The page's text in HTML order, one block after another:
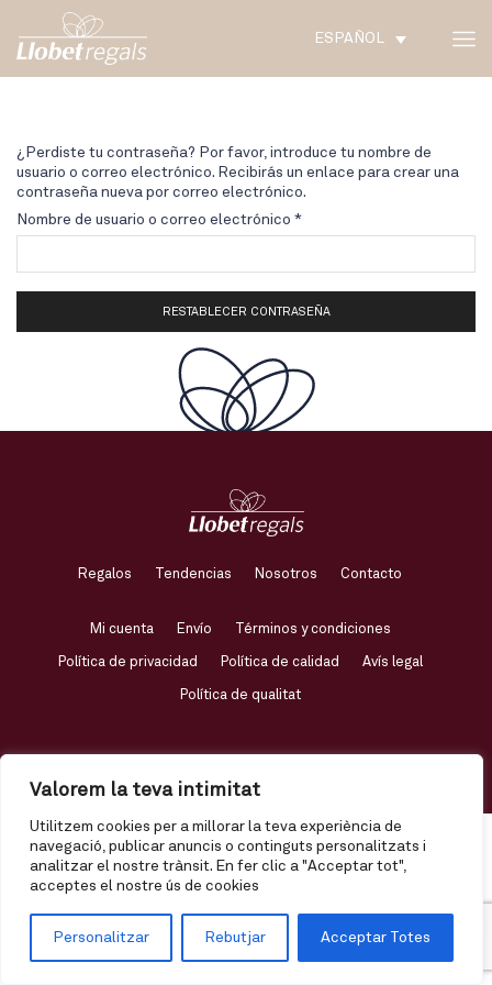
Valorem la teva intimitat
Utilitzem cookies per a millorar la teva experiència de
navegació, publicar anuncis o continguts personalitzats i
analitzar el nostre trànsit. En fer clic a "Acceptar tot",
acceptes el nostre ús de cookies
Personalitzar Rebutjar Acceptar Totes
ESPAÑOL
¿Perdiste tu contraseña? Por favor, introduce tu nombre de
usuario o correo electrónico. Recibirás un enlace para crear una
contraseña nueva por correo electrónico.
Nombre de usuario o correo electrónico *Obligatorio
RESTABLECER CONTRASEÑA
Regalos Tendencias Nosotros Contacto
Mi cuenta Envío Términos y condiciones
Política de privacidad Política de calidad Avís legal
Política de qualitat